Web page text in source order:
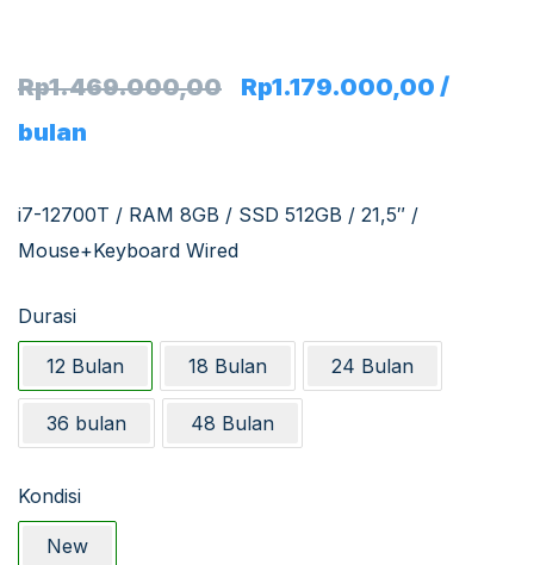
Rp1.469.000,00 Rp1.179.000,00 /
bulan
i7-12700T / RAM 8GB / SSD 512GB / 21,5″ /
Mouse+Keyboard Wired
Durasi
12 Bulan 18 Bulan 24 Bulan
36 bulan 48 Bulan
Kondisi
New